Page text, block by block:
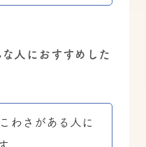
人におすすめした
わさがある人に